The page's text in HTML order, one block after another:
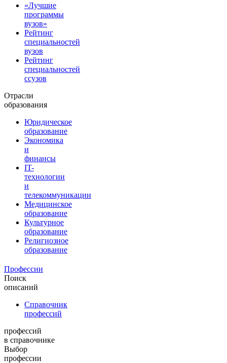
«Лучшие
программы
вузов»
Рейтинг
специальностей
вузов
Рейтинг
специальностей
ссузов
Отрасли
образования
Юридическое
образование
Экономика
и
финансы
IT-
технологии
и
телекоммуникации
Медицинское
образование
Культурное
образование
Религиозное
образование
Профессии
Поиск
описаний
Справочник
профессий
профессий
в справочнике
Выбор
профессии